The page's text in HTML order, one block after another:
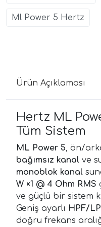
Ml Power 5 Hertz
Ürün Açıklaması
Hertz ML
Tüm Sistem
ML Power 5, ön/
bağımsız kanal ve
monoblok kanal
W ×1 @ 4 Ohm RMS
ve güçlü bir sistem
Geniş ayarlı HPF/
doğru frekans